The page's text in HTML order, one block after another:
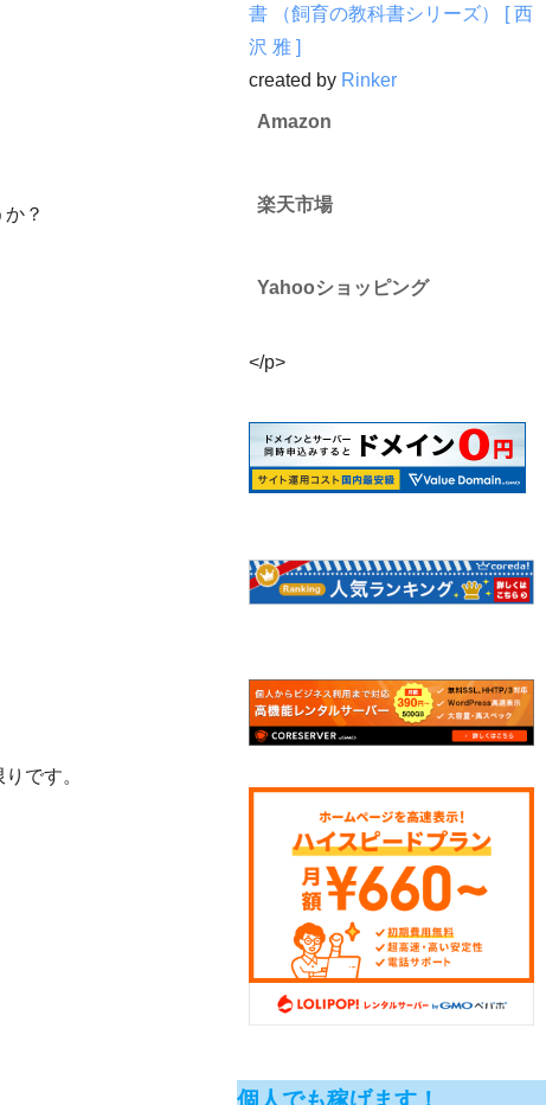
？
です。
書 （飼育の教科書シリーズ） [ 西
沢 雅 ]
created by Rinker
Amazon
楽天市場
Yahooショッピング
</p>
個人でも稼げます！